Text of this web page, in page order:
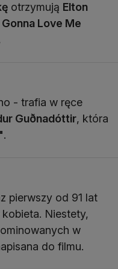
otrzymują Elton
Gonna Love Me
- trafia w ręce
Guðnadóttir, która
.
pierwszy od 91 lat
Niestety,
w
do filmu.